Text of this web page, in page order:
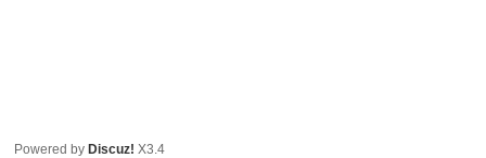
Powered by Discuz! X3.4